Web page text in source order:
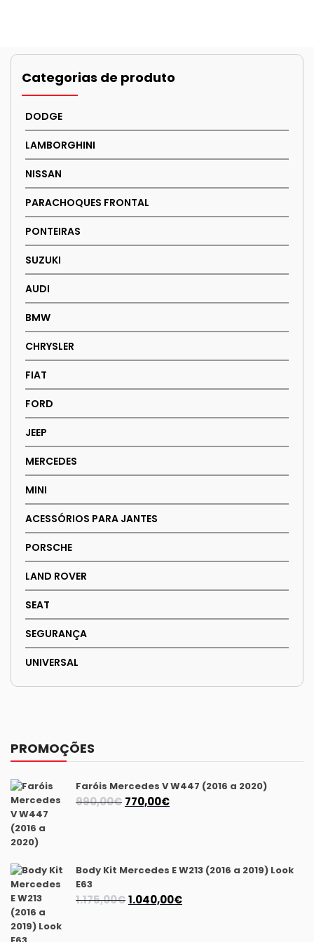
Categorias de produto
DODGE
LAMBORGHINI
NISSAN
PARACHOQUES FRONTAL
PONTEIRAS
SUZUKI
AUDI
BMW
CHRYSLER
FIAT
FORD
JEEP
MERCEDES
MINI
ACESSÓRIOS PARA JANTES
PORSCHE
LAND ROVER
SEAT
SEGURANÇA
UNIVERSAL
PROMOÇÕES
Faróis Mercedes V W447 (2016 a 2020)
990,00€ O
990,00€.
770,00€O
770,00€.
Body Kit Mercedes E W213 (2016 a 2019) Look
E63
1.175,00€O
1.040,00€O